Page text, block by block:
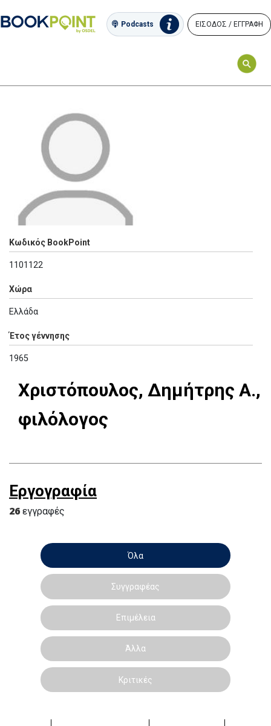
Podcasts ΕΙΣΟΔΟΣ / ΕΓΓΡΑΦΗ
Κωδικός BookPoint
1101122
Χώρα
Ελλάδα
Έτος γέννησης
1965
Χριστόπουλος, Δημήτρης Α.,
φιλόλογος
Εργογραφία
26 εγγραφές
Όλα
Συγγραφέας
Επιμέλεια
Άλλα
Κριτικές